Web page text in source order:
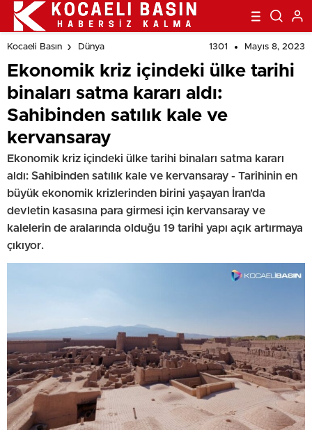
Kocaeli Basın Dünya 1301 Mayıs 8, 2023
Ekonomik kriz içindeki ülke tarihi
binaları satma kararı aldı:
Sahibinden satılık kale ve
kervansaray
Ekonomik kriz içindeki ülke tarihi binaları satma kararı
aldı: Sahibinden satılık kale ve kervansaray - Tarihinin en
büyük ekonomik krizlerinden birini yaşayan İran'da
devletin kasasına para girmesi için kervansaray ve
kalelerin de aralarında olduğu 19 tarihi yapı açık artırmaya
çıkıyor.